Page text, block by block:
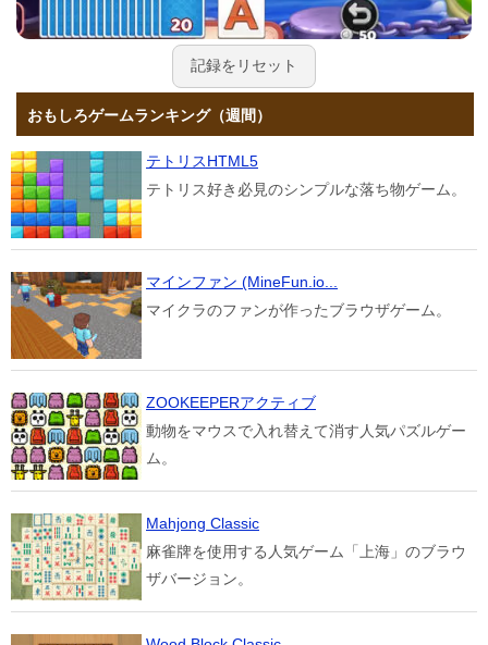
記録をリセット
おもしろゲームランキング（週間）
テトリスHTML5
テトリス好き必見のシンプルな落ち物ゲーム。
マインファン (MineFun.io...
マイクラのファンが作ったブラウザゲーム。
ZOOKEEPERアクティブ
動物をマウスで入れ替えて消す人気パズルゲー
ム。
Mahjong Classic
麻雀牌を使用する人気ゲーム「上海」のブラウ
ザバージョン。